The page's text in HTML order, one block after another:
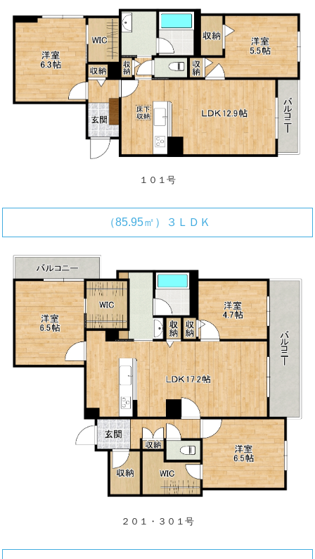
１０１号
（85.95㎡）３ＬＤＫ
２０１・３０１号